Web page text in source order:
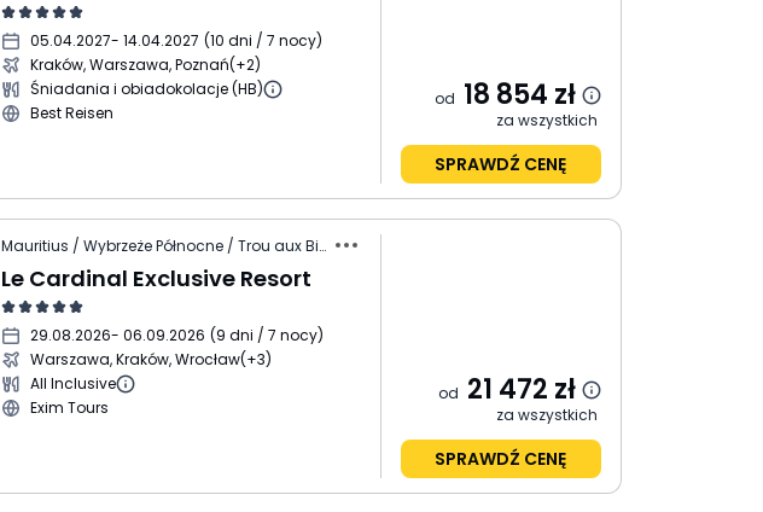
05.04.2027- 14.04.2027 (10 dni / 7 nocy)
Kraków, Warszawa, Poznań(+2)
Śniadania i obiadokolacje (HB)
Best Reisen
od 18 854 zł
za wszystkich
SPRAWDŹ CENĘ
Mauritius / Wybrzeże Północne / Trou aux Biches
Le Cardinal Exclusive Resort
29.08.2026- 06.09.2026 (9 dni / 7 nocy)
Warszawa, Kraków, Wrocław(+3)
All Inclusive
Exim Tours
od 21 472 zł
za wszystkich
SPRAWDŹ CENĘ